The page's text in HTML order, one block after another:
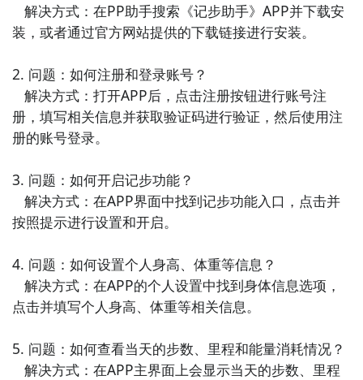
5. 《运动达人》- 这款APP提供了各种运动项目的教程
和指导，用户可以根据自己的兴趣选择适合的运动项
6. 《饮食健康》- 这款APP提供了丰富的饮食知识和健
康食谱，用户可以根据自己的需求选择适合的饮食方
式，通过健康饮食达到减肥和健身的目标。
7. 《运动计划》- 这款APP提供个性化的运动计划，根
据用户的身体状况和目标制定合理的运动方案，帮助用
户科学地进行运动，达到健身减肥的效果。
8. 《瑜伽助手》- 这款APP提供了各种瑜伽课程和指
导，用户可以根据自己的需求选择适合的瑜伽项目，通
过持续的练习提升身体柔韧性和减肥效果。
9. 《睡眠健康》- 这款APP提供了睡眠监测和改善的功
能，帮助用户了解自己的睡眠质量，并提供改善睡眠的
装，或者通过官方网站提供的下载链接进行安装。
2. 问题：如何注册和登录账号？
册，填写相关信息并获取验证码进行验证，然后使用注
册的账号登录。
3. 问题：如何开启记步功能？
按照提示进行设置和开启。
4. 问题：如何设置个人身高、体重等信息？
点击并填写个人身高、体重等相关信息。
5. 问题：如何查看当天的步数、里程和能量消耗情况？